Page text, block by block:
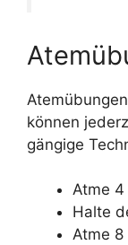
können
gängige
Atme 4
Halte
Atme 8